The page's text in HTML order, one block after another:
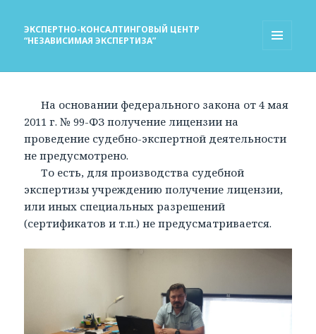
ЭКСПЕРТНО-КОНСАЛТИНГОВЫЙ ЦЕНТР
“НЕЗАВИСИМАЯ ЭКСПЕРТИЗА”
На основании федерального закона от 4 мая
2011 г. № 99-ФЗ получение лицензии на
проведение судебно-экспертной деятельности
не предусмотрено.
То есть, для производства судебной
экспертизы учреждению получение лицензии,
или иных специальных разрешений
(сертификатов и т.п.) не предусматривается.